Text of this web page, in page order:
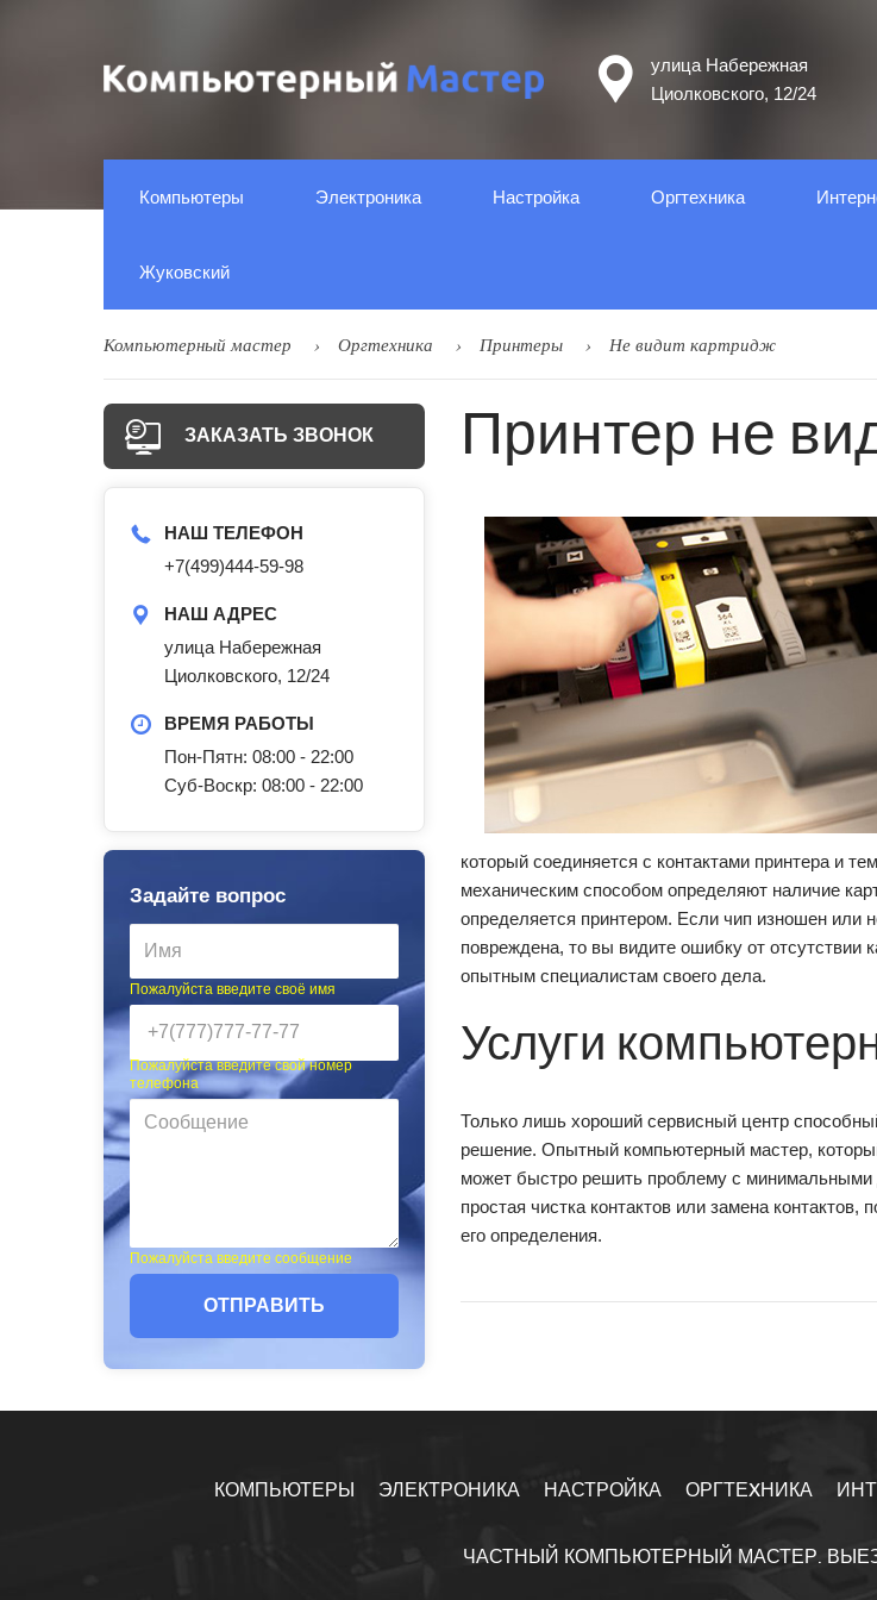
улица Набережная
Циолковского, 12/24
Компьютеры Электроника Настройка Оргтеxника
Жуковский
Компьютерный мастер Оргтехника Принтеры Не видит картридж
ЗАКАЗАТЬ ЗВОНОК
НАШ ТЕЛЕФОН
+7(499)444-59-98
НАШ АДРЕС
улица Набережная
Циолковского, 12/24
ВРЕМЯ РАБОТЫ
Пон-Пятн: 08:00 - 22:00
Суб-Воскр: 08:00 - 22:00
Задайте вопрос
Пожалуйста введите своё имя
Пожалуйста введите свой номер
телефона
Пожалуйста введите сообщение
ОТПРАВИТЬ
Принтер не
который соединяется с контактами принтера и
механическим способом определяют наличие
определяется принтером. Если чип изношен или
повреждена, то вы видите ошибку от
опытным специалистам своего дела.
Услуги
Только лишь хороший сервисный центр
решение. Опытный компьютерный мастер,
может быстро решить проблему с
простая чистка контактов или замена
его определения.
КОМПЬЮТЕРЫ ЭЛЕКТРОНИКА НАСТРОЙКА ОРГТЕXНИКА
ЧАСТНЫЙ КОМПЬЮТЕРНЫЙ МАСТЕР.